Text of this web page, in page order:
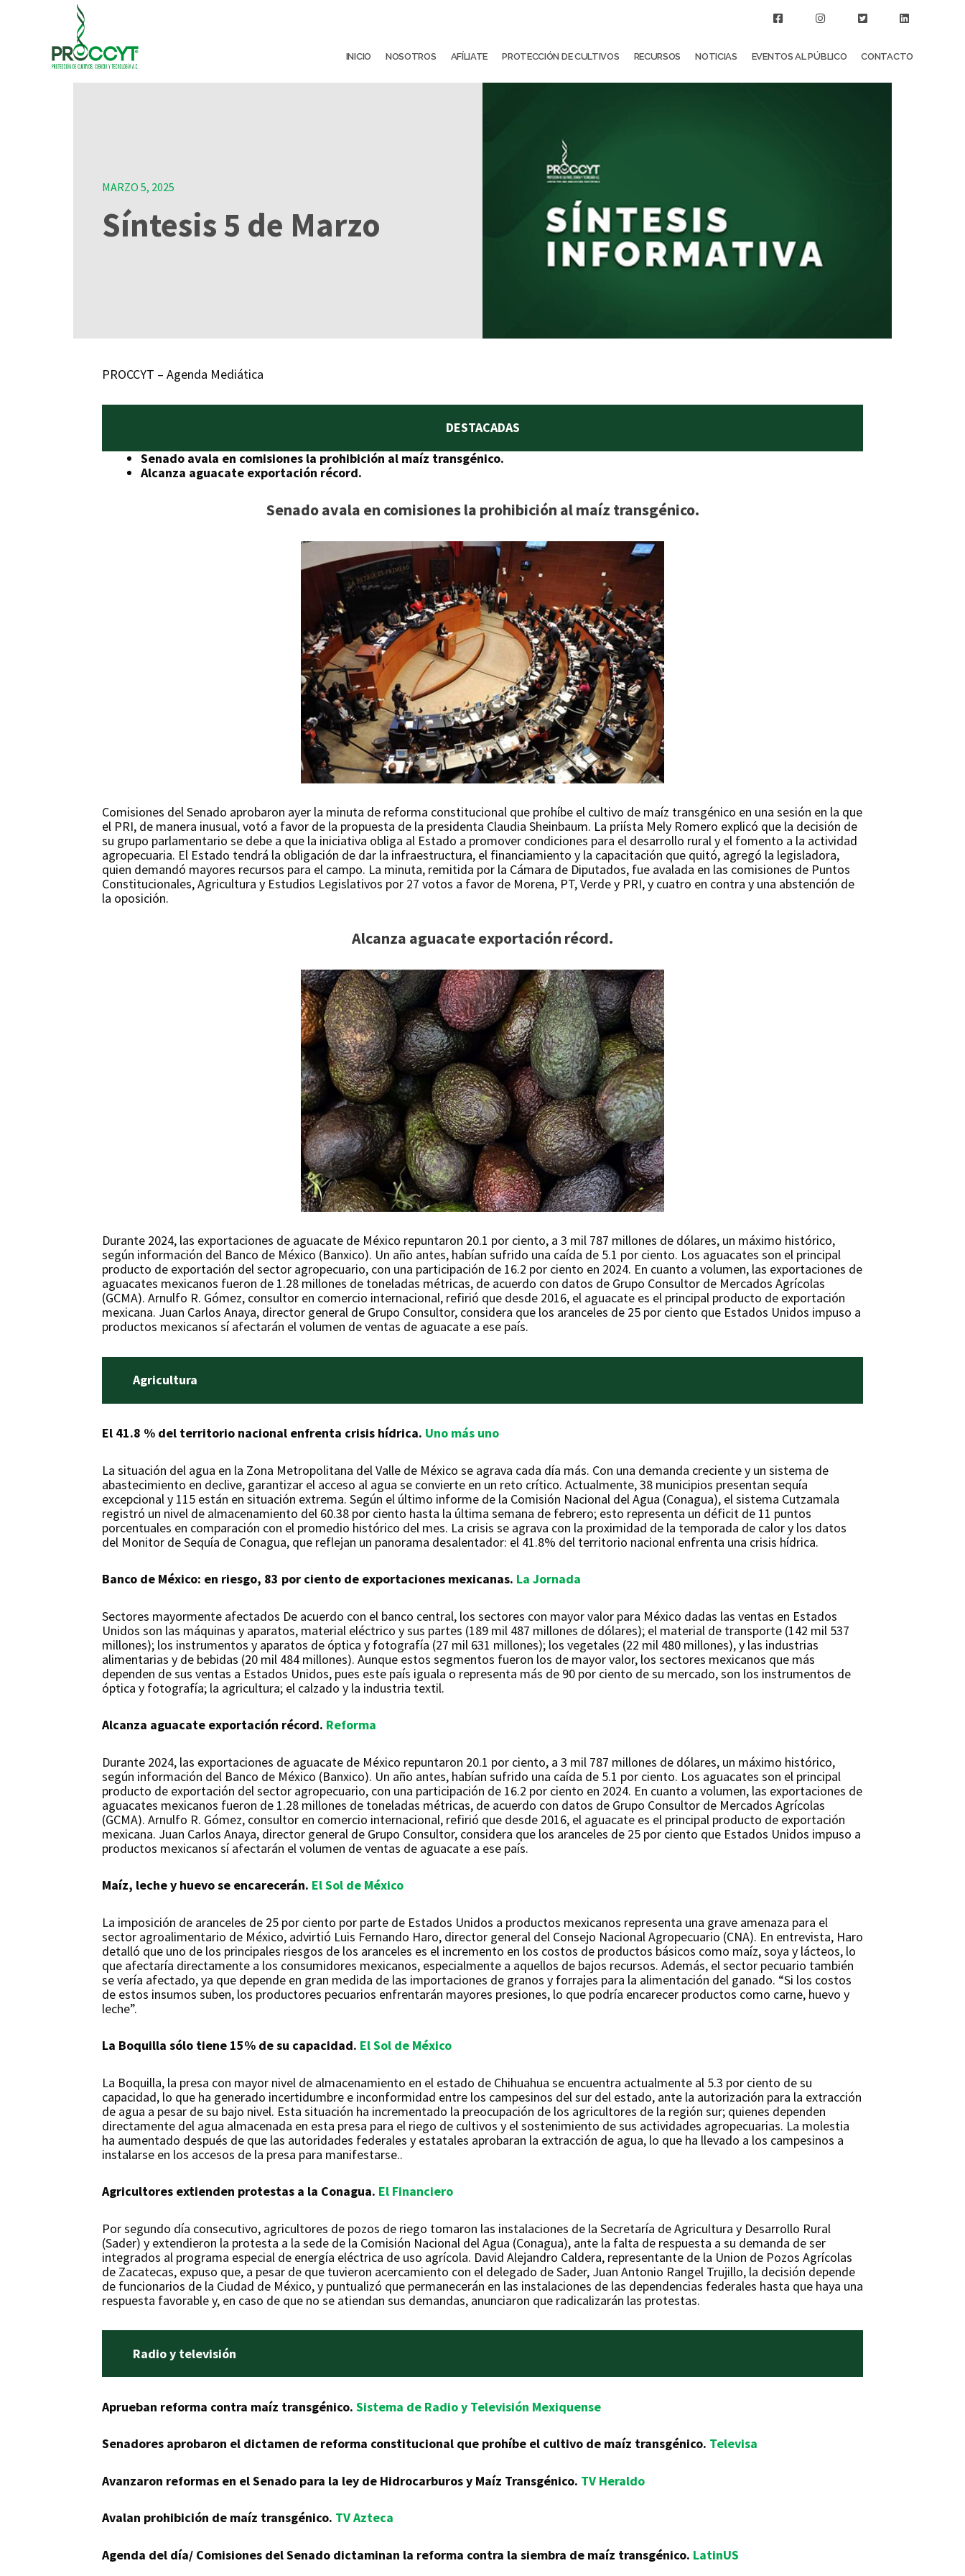
INICIO NOSOTROS AFÍLIATE PROTECCIÓN DE CULTIVOS RECURSOS NOTICIAS EVENTOS AL PÚBLICO CONTACTO
MARZO 5, 2025
Síntesis 5 de Marzo
PROCCYT – Agenda Mediática
DESTACADAS
Senado avala en comisiones la prohibición al maíz transgénico.
Alcanza aguacate exportación récord.
Senado avala en comisiones la prohibición al maíz transgénico.
Comisiones del Senado aprobaron ayer la minuta de reforma constitucional que prohíbe el cultivo de maíz transgénico en una sesión en la que
el PRI, de manera inusual, votó a favor de la propuesta de la presidenta Claudia Sheinbaum. La priísta Mely Romero explicó que la decisión de
su grupo parlamentario se debe a que la iniciativa obliga al Estado a promover condiciones para el desarrollo rural y el fomento a la actividad
agropecuaria. El Estado tendrá la obligación de dar la infraestructura, el financiamiento y la capacitación que quitó, agregó la legisladora,
quien demandó mayores recursos para el campo. La minuta, remitida por la Cámara de Diputados, fue avalada en las comisiones de Puntos
Constitucionales, Agricultura y Estudios Legislativos por 27 votos a favor de Morena, PT, Verde y PRI, y cuatro en contra y una abstención de
la oposición.
Alcanza aguacate exportación récord.
Durante 2024, las exportaciones de aguacate de México repuntaron 20.1 por ciento, a 3 mil 787 millones de dólares, un máximo histórico,
según información del Banco de México (Banxico). Un año antes, habían sufrido una caída de 5.1 por ciento. Los aguacates son el principal
producto de exportación del sector agropecuario, con una participación de 16.2 por ciento en 2024. En cuanto a volumen, las exportaciones de
aguacates mexicanos fueron de 1.28 millones de toneladas métricas, de acuerdo con datos de Grupo Consultor de Mercados Agrícolas
(GCMA). Arnulfo R. Gómez, consultor en comercio internacional, refirió que desde 2016, el aguacate es el principal producto de exportación
mexicana. Juan Carlos Anaya, director general de Grupo Consultor, considera que los aranceles de 25 por ciento que Estados Unidos impuso a
productos mexicanos sí afectarán el volumen de ventas de aguacate a ese país.
Agricultura
El 41.8 % del territorio nacional enfrenta crisis hídrica. Uno más uno
La situación del agua en la Zona Metropolitana del Valle de México se agrava cada día más. Con una demanda creciente y un sistema de
abastecimiento en declive, garantizar el acceso al agua se convierte en un reto crítico. Actualmente, 38 municipios presentan sequía
excepcional y 115 están en situación extrema. Según el último informe de la Comisión Nacional del Agua (Conagua), el sistema Cutzamala
registró un nivel de almacenamiento del 60.38 por ciento hasta la última semana de febrero; esto representa un déficit de 11 puntos
porcentuales en comparación con el promedio histórico del mes. La crisis se agrava con la proximidad de la temporada de calor y los datos
del Monitor de Sequía de Conagua, que reflejan un panorama desalentador: el 41.8% del territorio nacional enfrenta una crisis hídrica.
Banco de México: en riesgo, 83 por ciento de exportaciones mexicanas. La Jornada
Sectores mayormente afectados De acuerdo con el banco central, los sectores con mayor valor para México dadas las ventas en Estados
Unidos son las máquinas y aparatos, material eléctrico y sus partes (189 mil 487 millones de dólares); el material de transporte (142 mil 537
millones); los instrumentos y aparatos de óptica y fotografía (27 mil 631 millones); los vegetales (22 mil 480 millones), y las industrias
alimentarias y de bebidas (20 mil 484 millones). Aunque estos segmentos fueron los de mayor valor, los sectores mexicanos que más
dependen de sus ventas a Estados Unidos, pues este país iguala o representa más de 90 por ciento de su mercado, son los instrumentos de
óptica y fotografía; la agricultura; el calzado y la industria textil.
Alcanza aguacate exportación récord. Reforma
Durante 2024, las exportaciones de aguacate de México repuntaron 20.1 por ciento, a 3 mil 787 millones de dólares, un máximo histórico,
según información del Banco de México (Banxico). Un año antes, habían sufrido una caída de 5.1 por ciento. Los aguacates son el principal
producto de exportación del sector agropecuario, con una participación de 16.2 por ciento en 2024. En cuanto a volumen, las exportaciones de
aguacates mexicanos fueron de 1.28 millones de toneladas métricas, de acuerdo con datos de Grupo Consultor de Mercados Agrícolas
(GCMA). Arnulfo R. Gómez, consultor en comercio internacional, refirió que desde 2016, el aguacate es el principal producto de exportación
mexicana. Juan Carlos Anaya, director general de Grupo Consultor, considera que los aranceles de 25 por ciento que Estados Unidos impuso a
productos mexicanos sí afectarán el volumen de ventas de aguacate a ese país.
Maíz, leche y huevo se encarecerán. El Sol de México
La imposición de aranceles de 25 por ciento por parte de Estados Unidos a productos mexicanos representa una grave amenaza para el
sector agroalimentario de México, advirtió Luis Fernando Haro, director general del Consejo Nacional Agropecuario (CNA). En entrevista, Haro
detalló que uno de los principales riesgos de los aranceles es el incremento en los costos de productos básicos como maíz, soya y lácteos, lo
que afectaría directamente a los consumidores mexicanos, especialmente a aquellos de bajos recursos. Además, el sector pecuario también
se vería afectado, ya que depende en gran medida de las importaciones de granos y forrajes para la alimentación del ganado. “Si los costos
de estos insumos suben, los productores pecuarios enfrentarán mayores presiones, lo que podría encarecer productos como carne, huevo y
leche”.
La Boquilla sólo tiene 15% de su capacidad. El Sol de México
La Boquilla, la presa con mayor nivel de almacenamiento en el estado de Chihuahua se encuentra actualmente al 5.3 por ciento de su
capacidad, lo que ha generado incertidumbre e inconformidad entre los campesinos del sur del estado, ante la autorización para la extracción
de agua a pesar de su bajo nivel. Esta situación ha incrementado la preocupación de los agricultores de la región sur; quienes dependen
directamente del agua almacenada en esta presa para el riego de cultivos y el sostenimiento de sus actividades agropecuarias. La molestia
ha aumentado después de que las autoridades federales y estatales aprobaran la extracción de agua, lo que ha llevado a los campesinos a
instalarse en los accesos de la presa para manifestarse..
Agricultores extienden protestas a la Conagua. El Financiero
Por segundo día consecutivo, agricultores de pozos de riego tomaron las instalaciones de la Secretaría de Agricultura y Desarrollo Rural
(Sader) y extendieron la protesta a la sede de la Comisión Nacional del Agua (Conagua), ante la falta de respuesta a su demanda de ser
integrados al programa especial de energía eléctrica de uso agrícola. David Alejandro Caldera, representante de la Union de Pozos Agrícolas
de Zacatecas, expuso que, a pesar de que tuvieron acercamiento con el delegado de Sader, Juan Antonio Rangel Trujillo, la decisión depende
de funcionarios de la Ciudad de México, y puntualizó que permanecerán en las instalaciones de las dependencias federales hasta que haya una
respuesta favorable y, en caso de que no se atiendan sus demandas, anunciaron que radicalizarán las protestas.
Radio y televisión
Aprueban reforma contra maíz transgénico. Sistema de Radio y Televisión Mexiquense
Senadores aprobaron el dictamen de reforma constitucional que prohíbe el cultivo de maíz transgénico. Televisa
Avanzaron reformas en el Senado para la ley de Hidrocarburos y Maíz Transgénico. TV Heraldo
Avalan prohibición de maíz transgénico. TV Azteca
Agenda del día/ Comisiones del Senado dictaminan la reforma contra la siembra de maíz transgénico. LatinUS